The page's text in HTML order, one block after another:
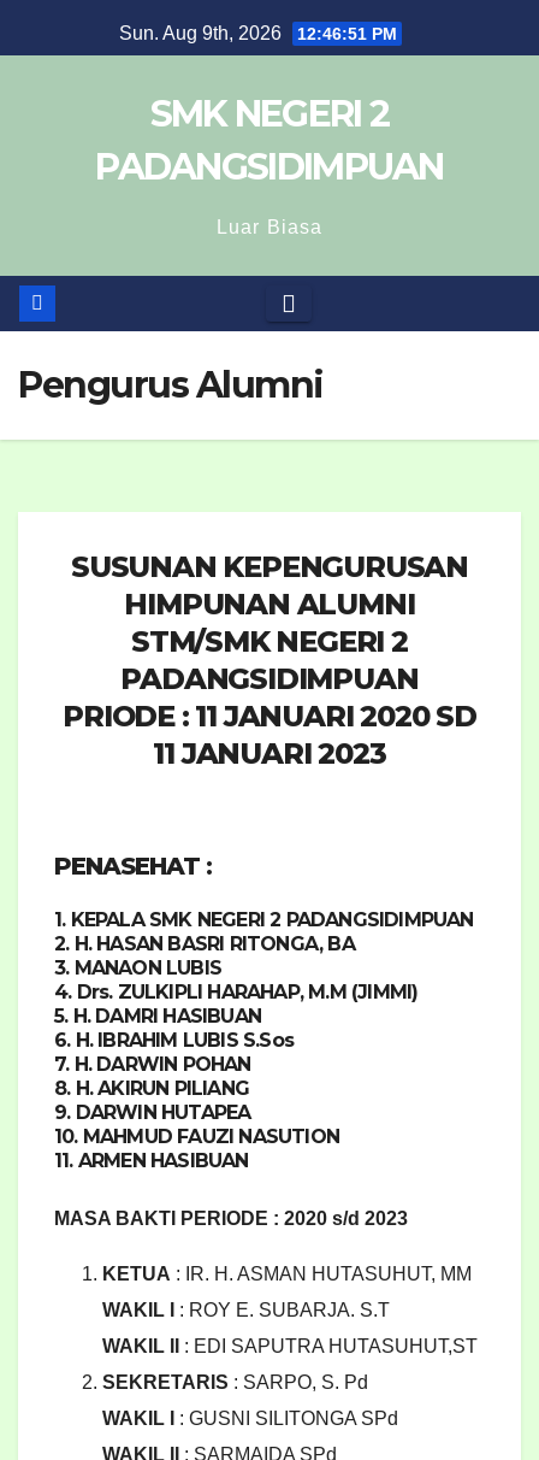
Sun. Aug 9th, 2026 12:46:51 PM
SMK NEGERI 2
PADANGSIDIMPUAN
Luar Biasa
Pengurus Alumni
SUSUNAN KEPENGURUSAN
HIMPUNAN ALUMNI
STM/SMK NEGERI 2
PADANGSIDIMPUAN
PRIODE : 11 JANUARI 2020 SD
11 JANUARI 2023
PENASEHAT :
1. KEPALA SMK NEGERI 2 PADANGSIDIMPUAN
2. H. HASAN BASRI RITONGA, BA
3. MANAON LUBIS
4. Drs. ZULKIPLI HARAHAP, M.M (JIMMI)
5. H. DAMRI HASIBUAN
6. H. IBRAHIM LUBIS S.Sos
7. H. DARWIN POHAN
8. H. AKIRUN PILIANG
9. DARWIN HUTAPEA
10. MAHMUD FAUZI NASUTION
11. ARMEN HASIBUAN
MASA BAKTI PERIODE : 2020 s/d 2023
KETUA : IR. H. ASMAN HUTASUHUT, MM
WAKIL I
: ROY E. SUBARJA. S.T
WAKIL II
: EDI SAPUTRA HUTASUHUT,ST
SEKRETARIS : SARPO, S. Pd
WAKIL I
: GUSNI SILITONGA SPd
WAKIL II
: SARMAIDA SPd